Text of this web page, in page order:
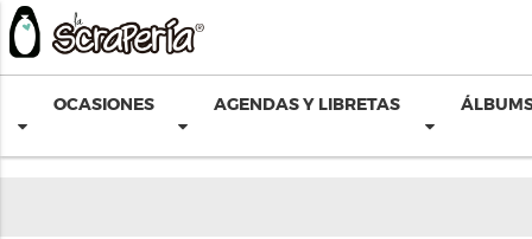
OCASIONES AGENDAS Y LIBRETAS